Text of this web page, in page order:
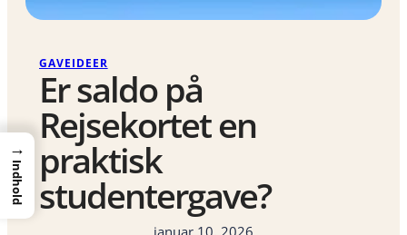
GAVEIDEER
Er saldo på
Rejsekortet en
praktisk
studentergave?
januar 10, 2026
→
Indhold